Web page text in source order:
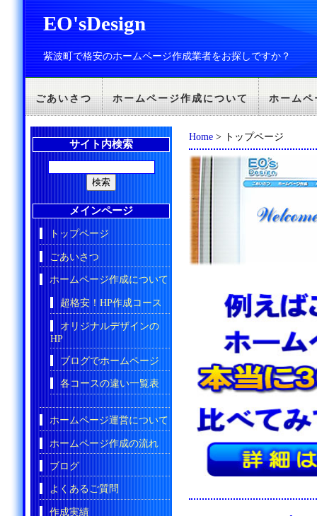
EO'sDesign
紫波町で格安のホームページ作成業者をお探しですか？
ごあいさつ ホームページ作成について ホームペ
Home > トップページ
サイト内検索
メインページ
トップページ
ごあいさつ
ホームページ作成について
超格安！HP作成コース
オリジナルデザインの
HP
ブログでホームページ
各コースの違い一覧表
ホームページ運営について
ホームページ作成の流れ
ブログ
よくあるご質問
作成実績